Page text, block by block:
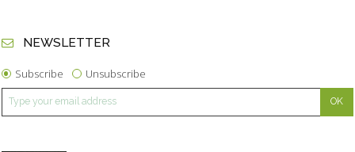
NEWSLETTER
Subscribe Unsubscribe